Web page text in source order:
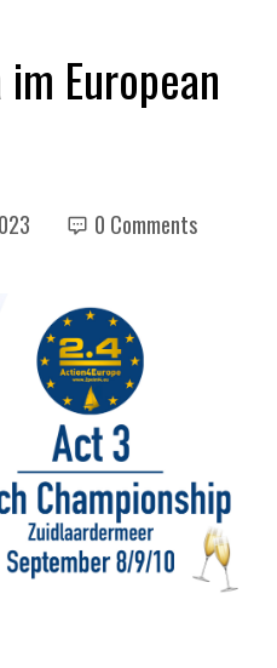
European
0 Comments